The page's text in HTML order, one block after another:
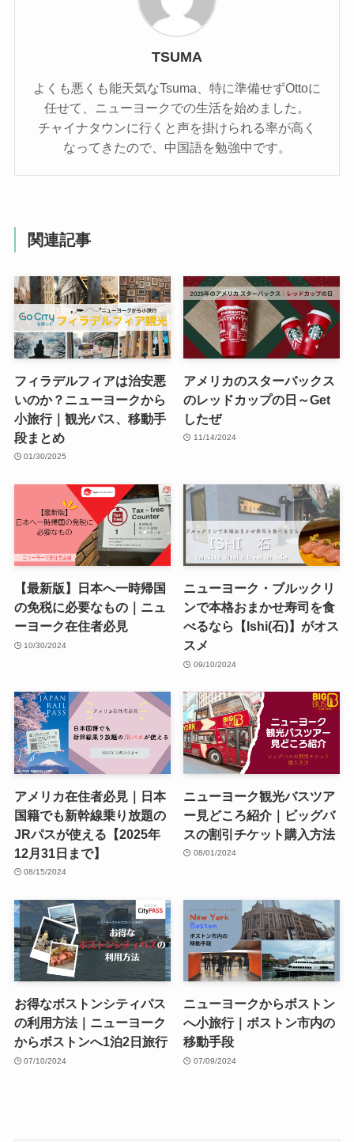
TSUMA
よくも悪くも能天気なTsuma、特に準備せずOttoに
任せて、ニューヨークでの生活を始めました。
チャイナタウンに行くと声を掛けられる率が高く
なってきたので、中国語を勉強中です。
関連記事
フィラデルフィアは治安悪
いのか？ニューヨークから
小旅行｜観光パス、移動手
段まとめ
01/30/2025
アメリカのスターバックス
のレッドカップの日～Get
したぜ
11/14/2024
【最新版】日本へ一時帰国
の免税に必要なもの｜ニュ
ーヨーク在住者必見
10/30/2024
ニューヨーク・ブルックリ
ンで本格おまかせ寿司を食
べるなら【Ishi(石)】がオス
スメ
09/10/2024
アメリカ在住者必見｜日本
国籍でも新幹線乗り放題の
JRパスが使える【2025年
12月31日まで】
08/15/2024
ニューヨーク観光バスツア
ー見どころ紹介｜ビッグバ
スの割引チケット購入方法
08/01/2024
お得なボストンシティパス
の利用方法｜ニューヨーク
からボストンへ1泊2日旅行
07/10/2024
ニューヨークからボストン
へ小旅行｜ボストン市内の
移動手段
07/09/2024